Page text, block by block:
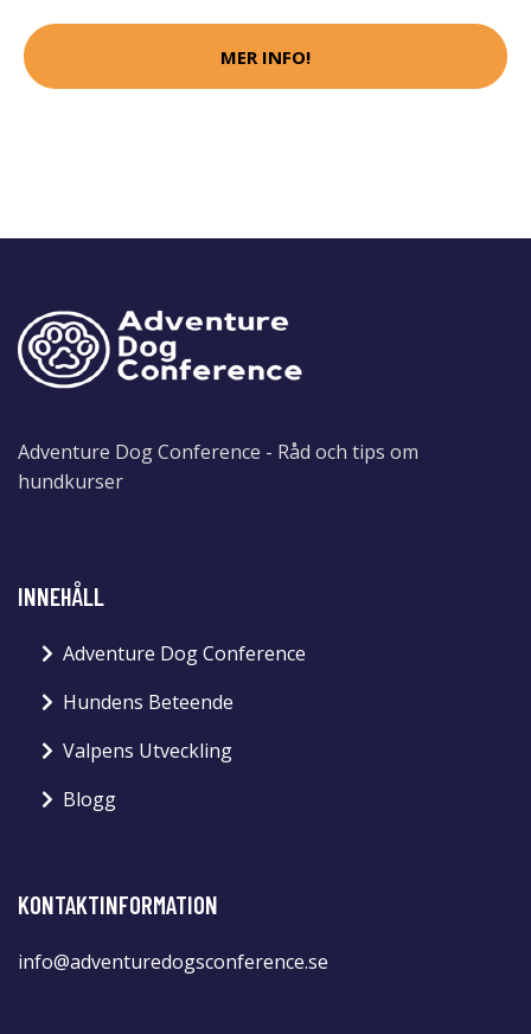
MER INFO!
Adventure Dog Conference - Råd och tips om
hundkurser
INNEHÅLL
Adventure Dog Conference
Hundens Beteende
Valpens Utveckling
Blogg
KONTAKTINFORMATION
info@adventuredogsconference.se